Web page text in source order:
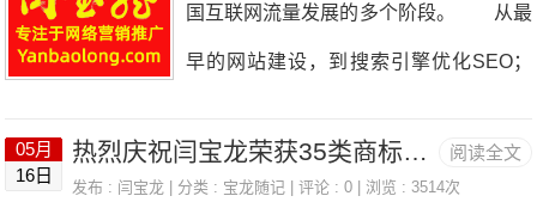
矩阵第四章结构化数据与SchemaJSON-
LD实战部署，8大核心Schema类型详解
国互联网流量发展的多个阶段。 从最
早的网站建设，到搜索引擎优化SEO；
营销，再到今天人工智能快速发展的AI搜
阅读全文
05月
16日
热烈庆祝闫宝龙荣获35类商标证书，开启品牌新篇章
发布 : 闫宝龙 | 分类 : 宝龙随记 | 评论 : 0 | 浏览 : 3514次